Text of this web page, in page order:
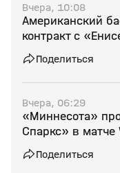
Вчера, 10:08
Американский
контракт с
Поделиться
Вчера, 06:29
«Миннесота»
Спаркс» в матче
Поделиться